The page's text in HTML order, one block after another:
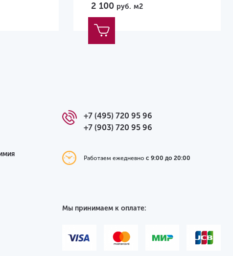
2 100 руб. м2
+7 (495) 720 95 96
+7 (903) 720 95 96
Работаем ежедневнос 9:00 до 20:00
Мы принимаем к оплате: